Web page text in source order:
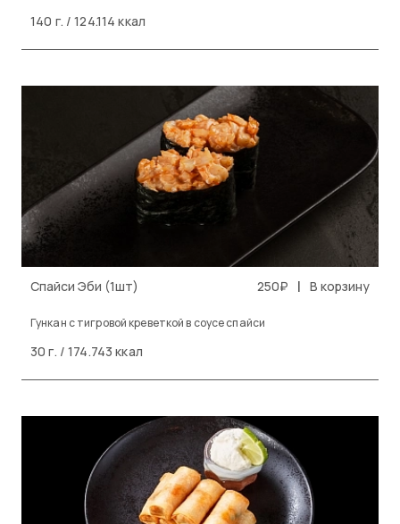
140 г. / 124.114 ккал
Спайси Эби (1шт) 250₽ | В корзину
Гункан с тигровой креветкой в соусе спайси
30 г. / 174.743 ккал